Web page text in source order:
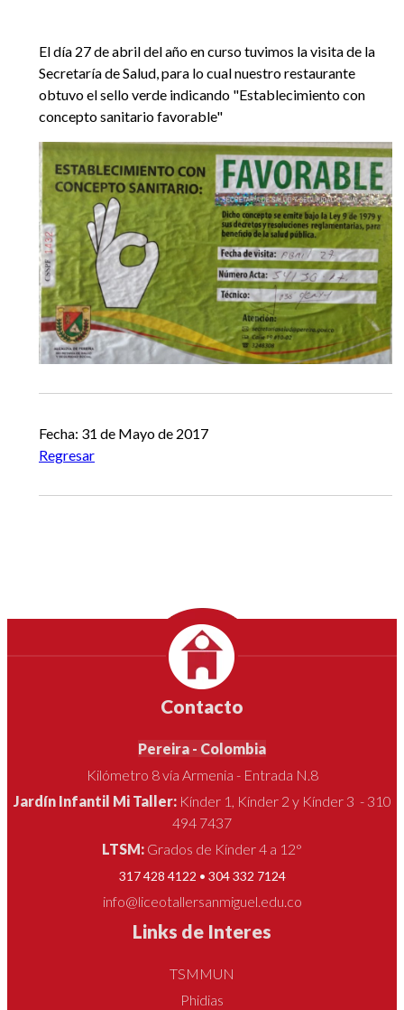
El día 27 de abril del año en curso tuvimos la visita de la
Secretaría de Salud, para lo cual nuestro restaurante
obtuvo el sello verde indicando "Establecimiento con
concepto sanitario favorable"
Fecha: 31 de Mayo de 2017
Regresar
Contacto
Pereira - Colombia
Kilómetro 8 vía Armenia - Entrada N.8
Jardín Infantil Mi Taller: Kínder 1, Kínder 2 y Kínder 3 - 310
494 7437
LTSM: Grados de Kínder 4 a 12°
317 428 4122 • 304 332 7124
info@liceotallersanmiguel.edu.co
Links de Interes
TSMMUN
Phidias